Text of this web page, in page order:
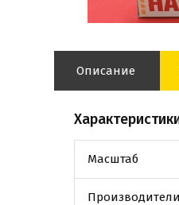
Описание
Масштаб
Производители